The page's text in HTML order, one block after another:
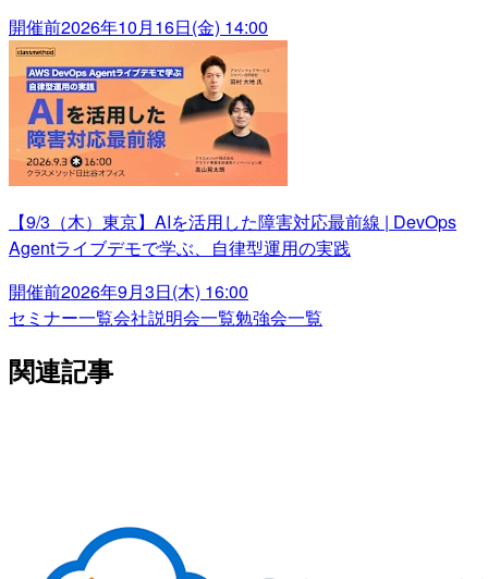
開催前2026年10月16日(金) 14:00
【9/3（木）東京】AIを活用した障害対応最前線 | DevOps
Agentライブデモで学ぶ、自律型運用の実践
開催前2026年9月3日(木) 16:00
セミナー一覧会社説明会一覧勉強会一覧
関連記事